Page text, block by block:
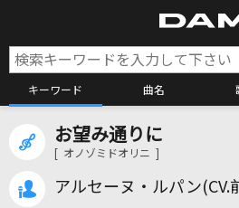
キーワード 曲名
カラオケ検索
カラオケ店舗
お望み通りに
[ オノゾミドオリニ ]
アルセーヌ・ルパン(CV.